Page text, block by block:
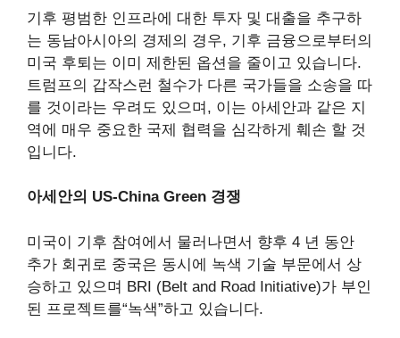
기후 평범한 인프라에 대한 투자 및 대출을 추구하
는 동남아시아의 경제의 경우, 기후 금융으로부터의
미국 후퇴는 이미 제한된 옵션을 줄이고 있습니다.
트럼프의 갑작스런 철수가 다른 국가들을 소송을 따
를 것이라는 우려도 있으며, 이는 아세안과 같은 지
역에 매우 중요한 국제 협력을 심각하게 훼손 할 것
입니다.
아세안의 US-China Green 경쟁
미국이 기후 참여에서 물러나면서 향후 4 년 동안
추가 회귀로 중국은 동시에 녹색 기술 부문에서 상
승하고 있으며 BRI (Belt and Road Initiative)가 부인
된 프로젝트를“녹색”하고 있습니다.